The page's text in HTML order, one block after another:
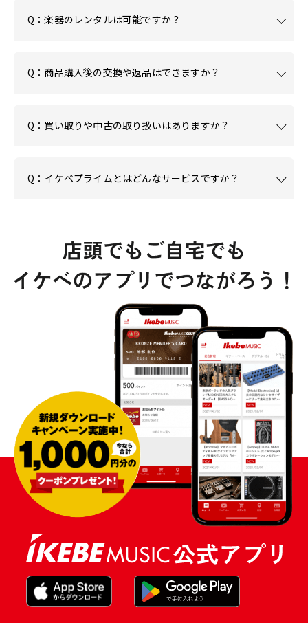
Q：楽器のレンタルは可能ですか？
Q：商品購入後の交換や返品はできますか？
Q：買い取りや中古の取り扱いはありますか？
Q：イケベプライムとはどんなサービスですか？